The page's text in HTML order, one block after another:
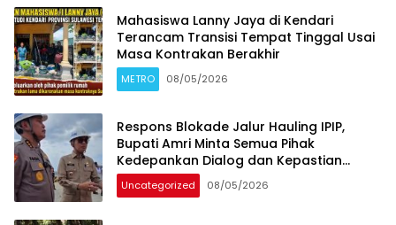
Mahasiswa Lanny Jaya di Kendari
Terancam Transisi Tempat Tinggal Usai
Masa Kontrakan Berakhir
METRO 08/05/2026
Respons Blokade Jalur Hauling IPIP,
Bupati Amri Minta Semua Pihak
Kedepankan Dialog dan Kepastian
Hukum
Uncategorized 08/05/2026